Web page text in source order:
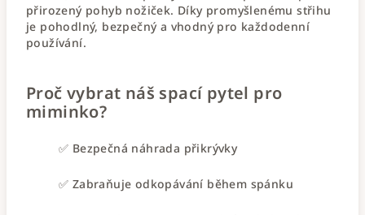
přirozený pohyb nožiček. Díky promyšlenému střihu
je pohodlný, bezpečný a vhodný pro každodenní
používání.
Proč vybrat náš spací pytel pro
miminko?
✅ Bezpečná náhrada přikrývky
✅ Zabraňuje odkopávání během spánku